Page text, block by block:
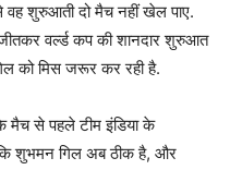
वह शुरुआती दो मैच नहीं खेल पाए.
वर्ल्ड कप की शानदार शुरुआत
को मिस जरूर कर रही है.
मैच से पहले टीम इंडिया के
कि शुभमन गिल अब ठीक है, और